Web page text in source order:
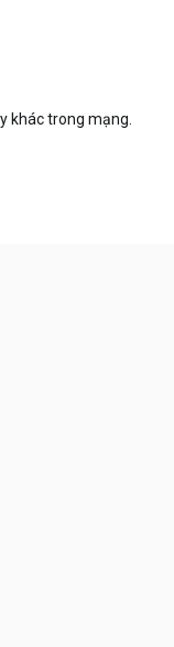
khác trong mạng.